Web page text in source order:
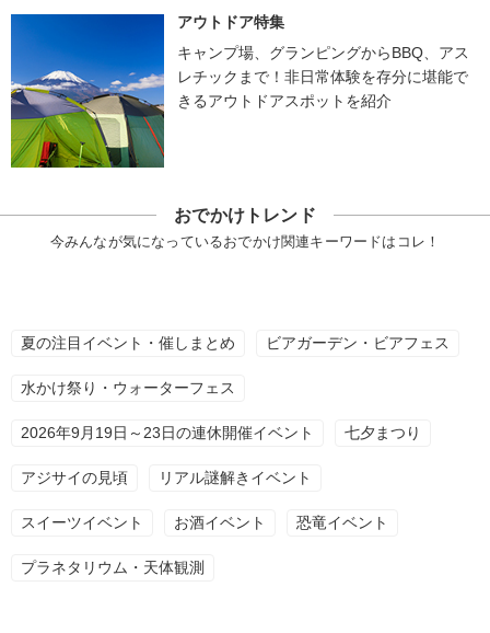
アウトドア特集
キャンプ場、グランピングからBBQ、アス
レチックまで！非日常体験を存分に堪能で
きるアウトドアスポットを紹介
おでかけトレンド
今みんなが気になっているおでかけ関連キーワードはコレ！
夏の注目イベント・催しまとめ ビアガーデン・ビアフェス
水かけ祭り・ウォーターフェス
2026年9月19日～23日の連休開催イベント 七夕まつり
アジサイの見頃 リアル謎解きイベント
スイーツイベント お酒イベント 恐竜イベント
プラネタリウム・天体観測